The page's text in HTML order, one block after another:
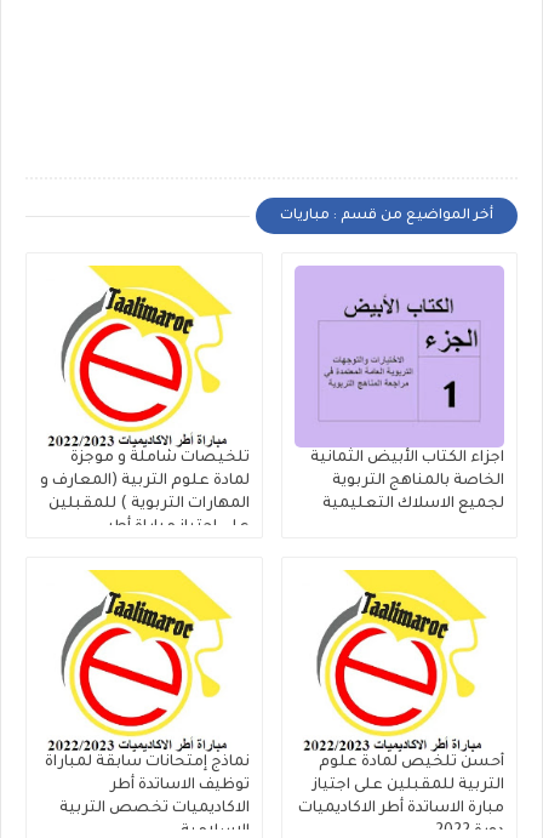
أخر المواضيع من قسم : مباريات
اجزاء الكتاب الأبيض الثمانية
الخاصة بالمناهج التربوية
لجميع الاسلاك التعليمية
تلخيصات شاملة و موجزة
لمادة علوم التربية (المعارف و
المهارات التربوية ) للمقبلين
على اجتياز مباراة أطر
أحسن تلخيص لمادة علوم
التربية للمقبلين على اجتياز
مبارة الاساتدة أطر الاكاديميات
دورة 2022
نماذج إمتحانات سابقة لمباراة
توظيف الاساتدة أطر
الاكاديميات تخصص التربية
الاسلامية